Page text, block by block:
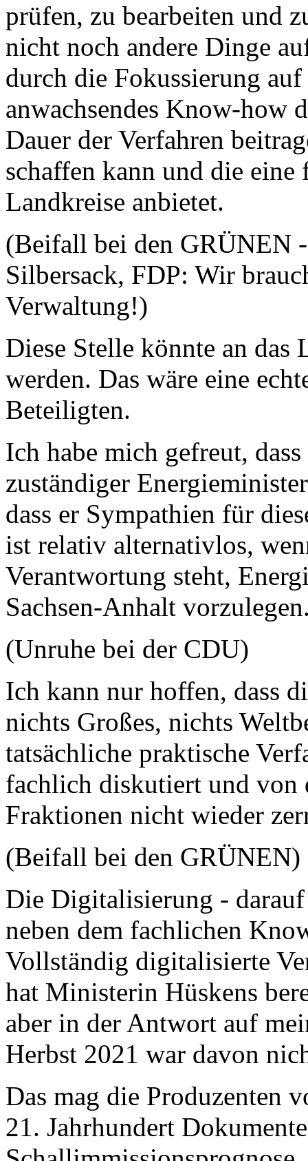
prüfen, zu bearbeiten und
nicht noch andere Dinge
durch die Fokussierung
anwachsendes Know-how
Dauer der Verfahren
schaffen kann und die
Landkreise anbietet.
(Beifall bei den GRÜNEN
Silbersack, FDP: Wir
Verwaltung!)
Diese Stelle könnte an das
werden. Das wäre eine
Beteiligten.
Ich habe mich gefreut,
zuständiger
dass er Sympathien für
ist relativ alternativlos,
Verantwortung steht,
Sachsen-Anhalt
(Unruhe bei der CDU)
Ich kann nur hoffen, dass
nichts Großes, nichts
tatsächliche praktische
fachlich diskutiert und von
Fraktionen nicht wieder
(Beifall bei den GRÜNEN)
Die Digitalisierung -
neben dem fachlichen
Vollständig digitalisierte
hat Ministerin Hüskens
aber in der Antwort auf
Herbst 2021 war davon
Das mag die Produzenten
21. Jahrhundert